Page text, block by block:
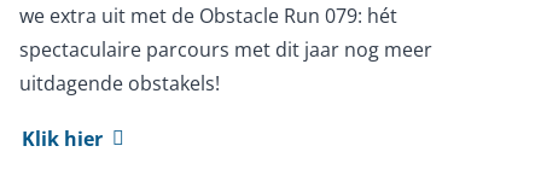
we extra uit met de Obstacle Run 079: hét
spectaculaire parcours met dit jaar nog meer
uitdagende obstakels!
Klik hier